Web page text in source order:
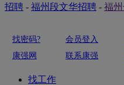
招聘 - 福州段文华招聘 - 福
找密码? 会员登入
康强网
联系康强
找工作